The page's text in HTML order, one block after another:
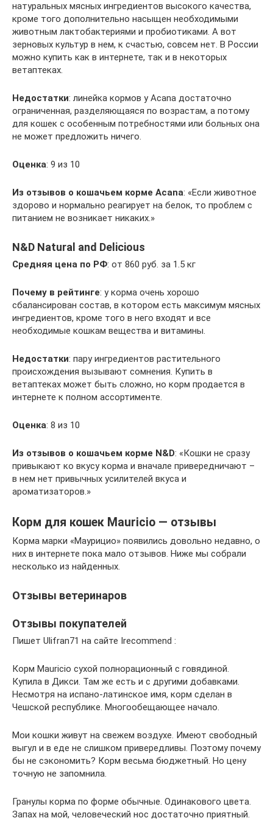
натуральных мясных ингредиентов высокого качества,
кроме того дополнительно насыщен необходимыми
животным лактобактериями и пробиотиками. А вот
зерновых культур в нем, к счастью, совсем нет. В России
можно купить как в интернете, так и в некоторых
ветаптеках.
Недостатки: линейка кормов у Acana достаточно
ограниченная, разделяющаяся по возрастам, а потому
для кошек с особенным потребностями или больных она
не может предложить ничего.
Оценка: 9 из 10
Из отзывов о кошачьем корме Acana: «Если животное
здорово и нормально реагирует на белок, то проблем с
питанием не возникает никаких.»
N&D Natural and Delicious
Средняя цена по РФ: от 860 руб. за 1.5 кг
Почему в рейтинге: у корма очень хорошо
сбалансирован состав, в котором есть максимум мясных
ингредиентов, кроме того в него входят и все
необходимые кошкам вещества и витамины.
Недостатки: пару ингредиентов растительного
происхождения вызывают сомнения. Купить в
ветаптеках может быть сложно, но корм продается в
интернете к полном ассортименте.
Оценка: 8 из 10
Из отзывов о кошачьем корме N&D: «Кошки не сразу
привыкают ко вкусу корма и вначале привередничают –
в нем нет привычных усилителей вкуса и
ароматизаторов.»
Корм для кошек Mauricio — отзывы
Корма марки «Маурицио» появились довольно недавно, о
них в интернете пока мало отзывов. Ниже мы собрали
несколько из найденных.
Отзывы ветеринаров
Отзывы покупателей
Пишет Ulifran71 на сайте Irecommend :
Корм Mauricio сухой полнорационный с говядиной.
Купила в Дикси. Там же есть и с другими добавками.
Несмотря на испано-латинское имя, корм сделан в
Чешской республике. Многообещающее начало.
Мои кошки живут на свежем воздухе. Имеют свободный
выгул и в еде не слишком привередливы. Поэтому почему
бы не сэкономить? Корм весьма бюджетный. Но цену
точную не запомнила.
Гранулы корма по форме обычные. Одинакового цвета.
Запах на мой, человеческий нос достаточно приятный.